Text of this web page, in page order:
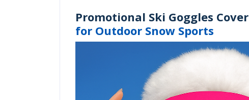
Promotional Ski Goggles Cover
for Outdoor Snow Sports